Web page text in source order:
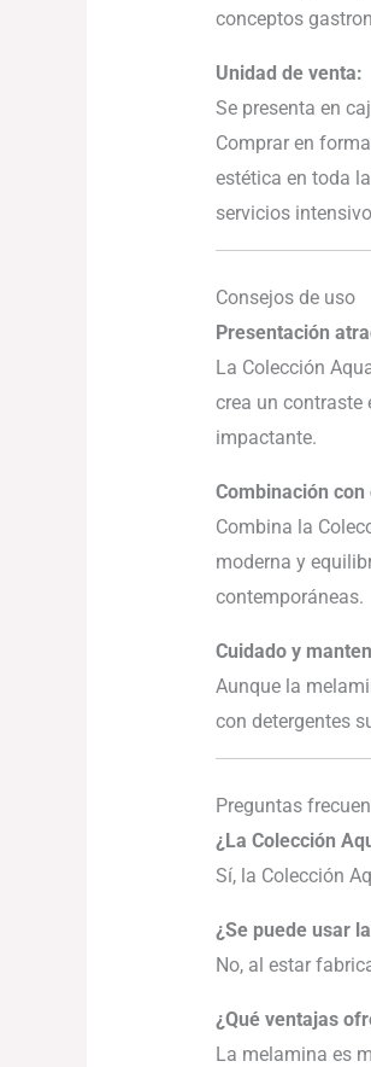
conceptos
Unidad de venta:
Se presenta en
Comprar en
estética en toda
servicios
Consejos de uso
Presentación
La Colección
crea un contraste
impactante.
Combinación
Combina la
moderna y
contemporáneas.
Cuidado y
Aunque la
con detergentes
Preguntas
¿La Colección
Sí, la Colección
¿Se puede usar
No, al estar
¿Qué ventajas
La melamina es